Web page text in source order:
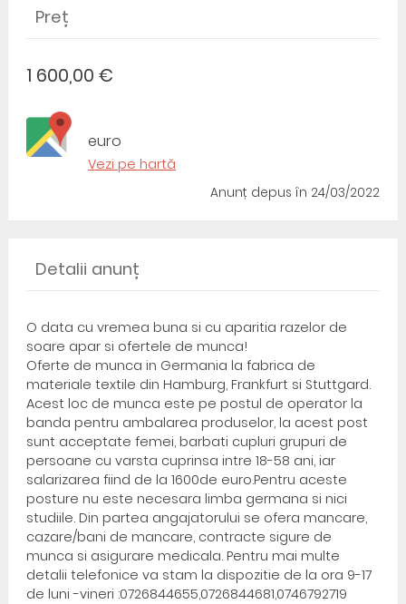
Preț
1 600,00 €
euro
Vezi pe hartă
Anunț depusîn 24/03/2022
Detalii anunț
O data cu vremea buna si cu aparitia razelor de
soare apar si ofertele de munca!
Oferte de munca in Germania la fabrica de
materiale textile din Hamburg, Frankfurt si Stuttgard.
Acest loc de munca este pe postul de operator la
banda pentru ambalarea produselor, la acest post
sunt acceptate femei, barbati cupluri grupuri de
persoane cu varsta cuprinsa intre 18-58 ani, iar
salarizarea fiind de la 1600de euro.Pentru aceste
posture nu este necesara limba germana si nici
studiile. Din partea angajatorului se ofera mancare,
cazare/bani de mancare, contracte sigure de
munca si asigurare medicala. Pentru mai multe
detalii telefonice va stam la dispozitie de la ora 9-17
de luni -vineri :0726844655,0726844681,0746792719